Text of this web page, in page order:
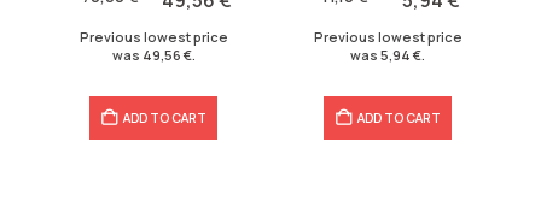
70,80 €.
49,56 €.
Previous lowest price
was 49,56 €.
ADD TO CART
11,10 €.
5,94 €.
Previous lowest price
was 5,94 €.
ADD TO CART